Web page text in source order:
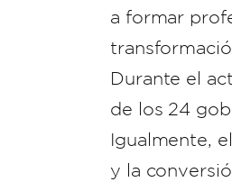
a formar
Durante el
de los 24
Igualmente,
y la